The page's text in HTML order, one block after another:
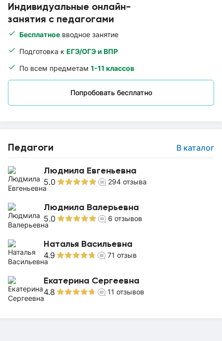
Индивидуальные онлайн-
занятия с педагогами
Бесплатное вводное занятие
Подготовка к ЕГЭ/ОГЭ и ВПР
По всем предметам 1-11 классов
Попробовать бесплатно
Педагоги В каталог
Людмила Евгеньевна
5.0 294 отзыва
Людмила Валерьевна
5.0 6 отзывов
Наталья Васильевна
4.9 71 отзыв
Екатерина Сергеевна
4.8 11 отзывов